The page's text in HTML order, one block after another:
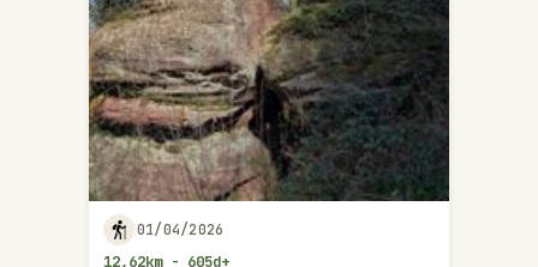
01/04/2026
12,62km - 605d+